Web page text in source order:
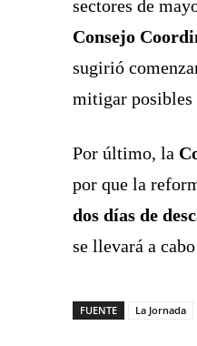
sectores de
Consejo
sugirió
mitigar posibles
Por último, la
por que la
dos días de
se llevará a
FUENTE La Jornada